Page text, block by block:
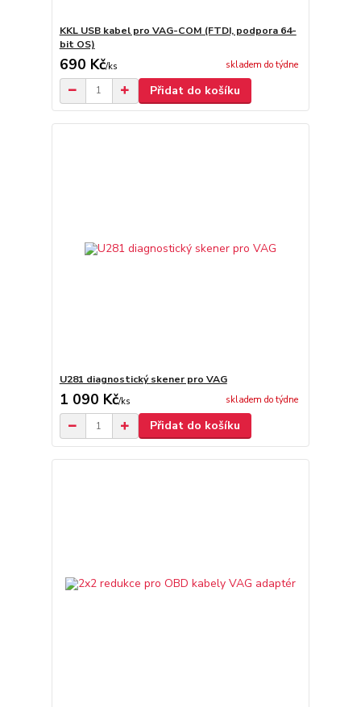
KKL USB kabel pro VAG-COM (FTDI, podpora 64-
bit OS)
690 Kč/ks skladem do týdne
Přidat do košíku
U281 diagnostický skener pro VAG
1 090 Kč/ks skladem do týdne
Přidat do košíku